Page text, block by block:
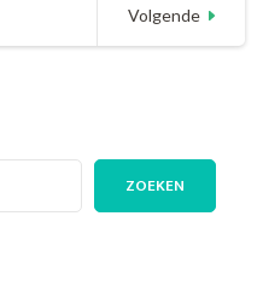
Volgende
ZOEKEN